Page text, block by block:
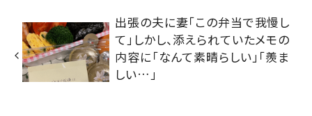
出張の夫に妻「この弁当で我慢し
て」しかし、添えられていたメモの
内容に「なんて素晴らしい」「羨ま
しい…」